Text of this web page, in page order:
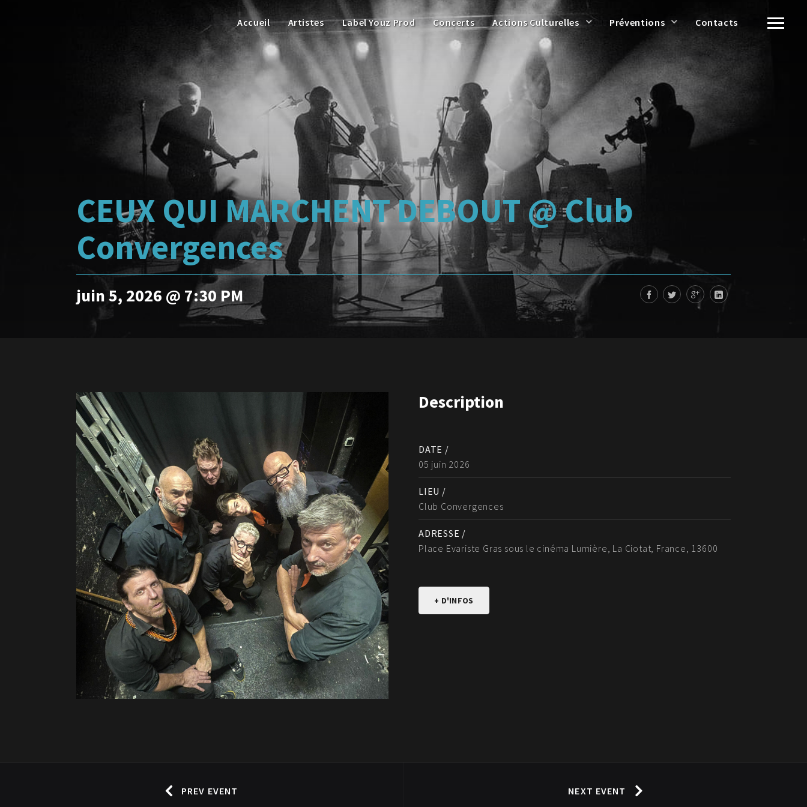
Accueil Artistes Label Youz Prod Concerts Actions Culturelles Préventions Contacts
CEUX QUI MARCHENT DEBOUT @ Club
Convergences
juin 5, 2026 @ 7:30 PM
Description
DATE /
05 juin 2026
LIEU /
Club Convergences
ADRESSE /
Place Evariste Gras sous le cinéma Lumière, La Ciotat, France, 13600
+ D'INFOS
PREV EVENT NEXT EVENT